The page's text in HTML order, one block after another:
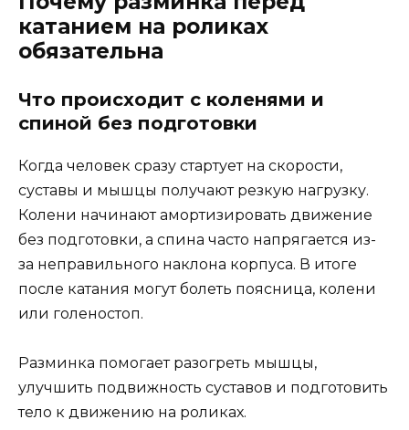
катанием на роликах
обязательна
Что происходит с коленями и
спиной без подготовки
Когда человек сразу стартует на скорости,
суставы и мышцы получают резкую нагрузку.
Колени начинают амортизировать движение
без подготовки, а спина часто напрягается из-
за неправильного наклона корпуса. В итоге
после катания могут болеть поясница, колени
или голеностоп.
Разминка помогает разогреть мышцы,
улучшить подвижность суставов и подготовить
тело к движению на роликах.